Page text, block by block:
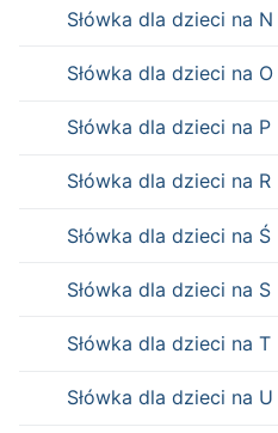
Słówka dla dzieci na N
Słówka dla dzieci na O
Słówka dla dzieci na P
Słówka dla dzieci na R
Słówka dla dzieci na Ś
Słówka dla dzieci na S
Słówka dla dzieci na T
Słówka dla dzieci na U